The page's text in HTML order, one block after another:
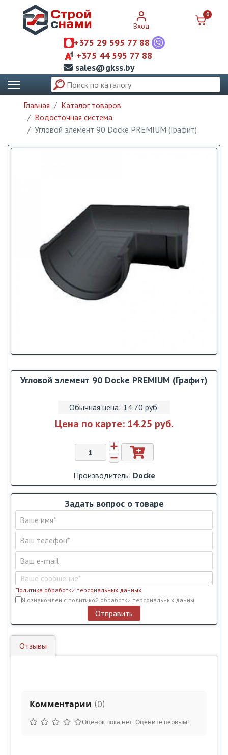
+375 29 595 77 88
+375 44 595 77 88
sales@gkss.by
Вход
0
Главная
Каталог товаров
Водосточная система
Угловой элемент 90 Dоcke PREMIUM (Графит)
Угловой элемент 90 Dоcke PREMIUM (Графит)
Обычная цена: 14.70 pуб.
Цена по карте: 14.25 pуб.
Производитель: Docke
Задать вопрос о товаре
Политика обработки персональных данных.
Условия обслуживания*
Я ознакомлен с политикой обработки персональных данны.
Отправить
Отзывы
Комментарии (0)
Оценок пока нет. Оцените первым!